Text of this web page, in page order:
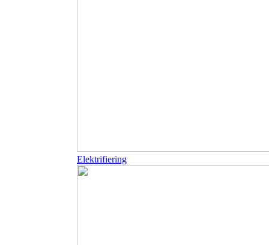
Elektrifiering